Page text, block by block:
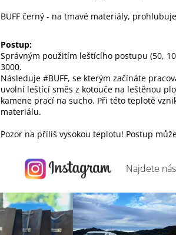
BUFF černý - na tmavé materiály,
Postup:
Správným použitím leštícího postupu (50,
3000.
Následuje #BUFF, se kterým začínáte
uvolní leštící směs z kotouče na leštěnou
kamene prací na sucho. Při této teplotě
materiálu.
Pozor na příliš vysokou teplotu! Postup
Najdete